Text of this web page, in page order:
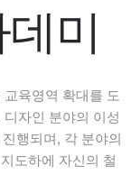
미
육영역 확대를 도
자인 분야의 이성
행되며, 각 분야의
도하에 자신의 철